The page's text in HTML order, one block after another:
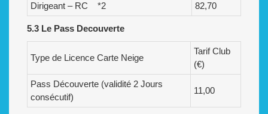
Dirigeant – RC *2
82,70
5.3 Le Pass Decouverte
Type de Licence Carte Neige
Tarif Club
(€)
Pass Découverte (validité 2 Jours
consécutif)
11,00